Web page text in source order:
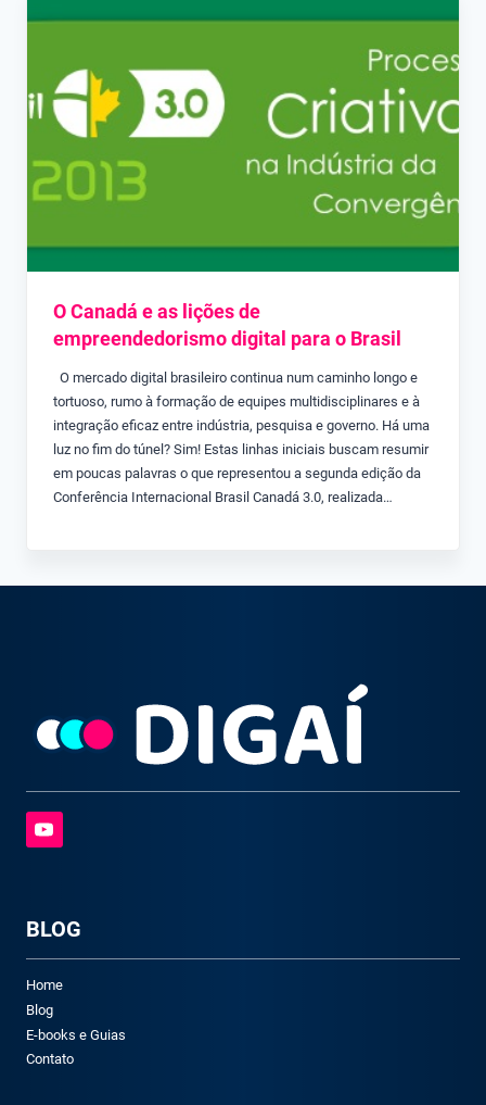
O Canadá e as lições de
empreendedorismo digital para o Brasil
O mercado digital brasileiro continua num caminho longo e
tortuoso, rumo à formação de equipes multidisciplinares e à
integração eficaz entre indústria, pesquisa e governo. Há uma
luz no fim do túnel? Sim! Estas linhas iniciais buscam resumir
em poucas palavras o que representou a segunda edição da
Conferência Internacional Brasil Canadá 3.0, realizada…
BLOG
Home
Blog
E-books e Guias
Contato